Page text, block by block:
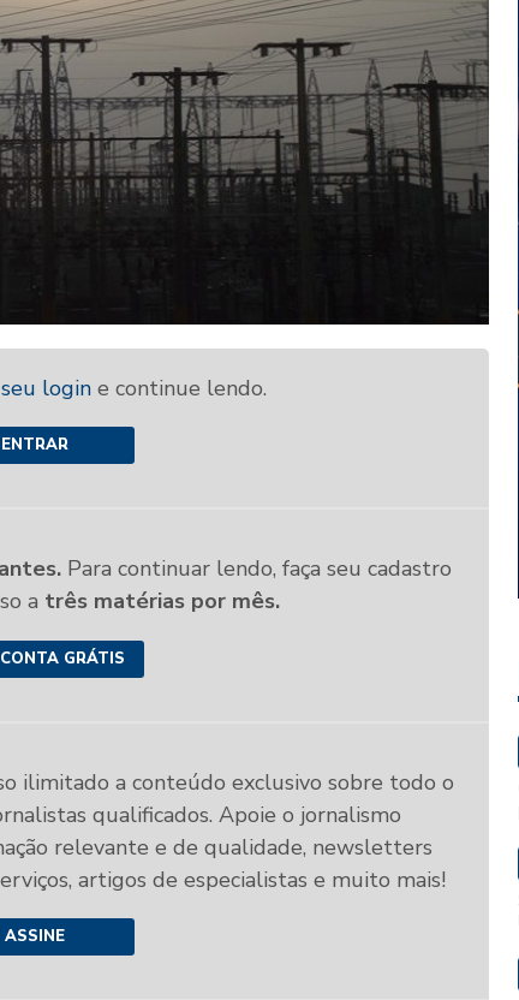
login e continue lendo.
ENTRAR
Para continuar lendo, faça seu cadastro
a três matérias por mês.
GRÁTIS
ilimitado a conteúdo exclusivo sobre todo o
qualificados. Apoie o jornalismo
relevante e de qualidade, newsletters
artigos de especialistas e muito mais!
ASSINE